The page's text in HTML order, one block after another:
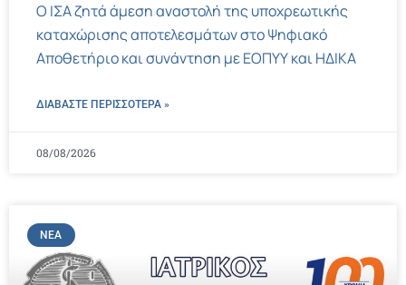
Ο ΙΣΑ ζητά άμεση αναστολή της υποχρεωτικής
καταχώρισης αποτελεσμάτων στο Ψηφιακό
Αποθετήριο και συνάντηση με ΕΟΠΥΥ και ΗΔΙΚΑ
ΔΙΑΒΑΣΤΕ ΠΕΡΙΣΣΌΤΕΡΑ »
08/08/2026
ΝΈΑ